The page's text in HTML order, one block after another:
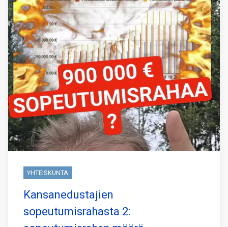
YHTEISKUNTA
Kansanedustajien
sopeutumisrahasta 2: